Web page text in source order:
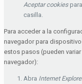
Aceptar cookies
casilla.
Para acceder a la
navegador para
estos pasos (pueden
navegador):
Abra Internet